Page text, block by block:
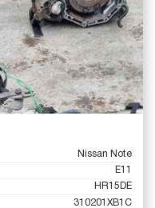
Nissan Note
E11
HR15DE
310201XB1C